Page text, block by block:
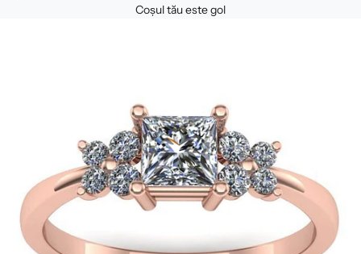
Coșul tău este gol